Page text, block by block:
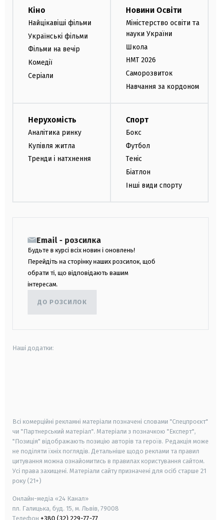
Кіно
Найцікавіші фільми
Українські фільми
Фільми на вечір
Комедії
Серіали
Новини Освіти
Міністерство освіти та
науки України
Школа
НМТ 2026
Саморозвиток
Навчання за кордоном
Нерухомість
Аналітика ринку
Купівля житла
Тренди і натхнення
Спорт
Бокс
Футбол
Теніс
Біатлон
Інші види спорту
Email - розсилка
Будьте в курсі всіх новин і оновлень!
Перейдіть на сторінку наших розсилок, щоб
обрати ті, що відповідають вашим
інтересам.
ДО РОЗСИЛОК
Наші додатки:
Всі комерційні рекламні матеріали позначені словами "Спецпроєкт"
чи "Партнерський матеріал". Матеріали з позначкою "Експерт",
"Позиція" відображають позицію авторів та героїв. Редакція може
не поділяти їхніх поглядів. Детальніше щодо реклами та правил
цитування можна ознайомитись в правилах користування сайтом.
Усі права захищені. Матеріали сайту призначені для осіб старше 21
року (21+)
Онлайн-медіа «24 Канал»
пл. Галицька, буд. 15, м. Львів, 79008
Телефон +380 (32) 229-77-77